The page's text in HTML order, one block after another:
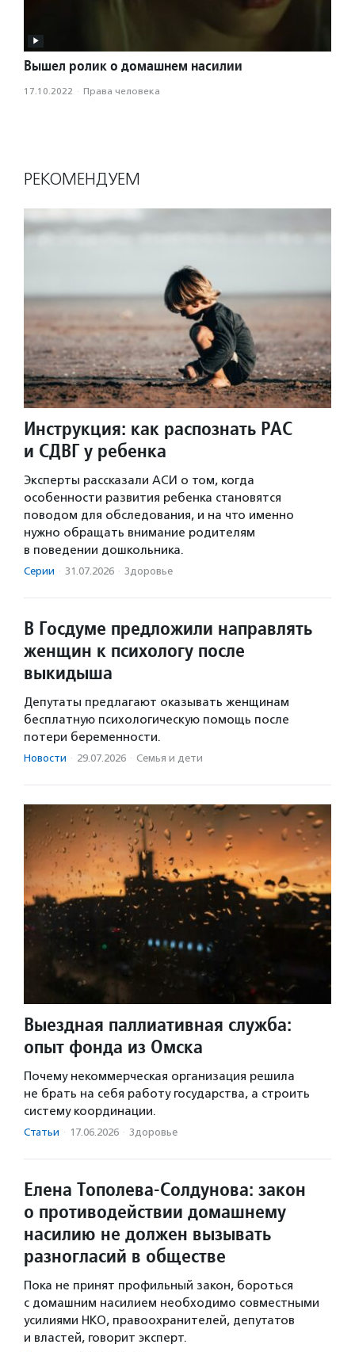
Вышел ролик о домашнем насилии
17.10.2022 · Права человека
РЕКОМЕНДУЕМ
Инструкция: как распознать РАС
и СДВГ у ребенка
Эксперты рассказали АСИ о том, когда
особенности развития ребенка становятся
поводом для обследования, и на что именно
нужно обращать внимание родителям
в поведении дошкольника.
Серии · 31.07.2026 · Здоровье
В Госдуме предложили направлять
женщин к психологу после
выкидыша
Депутаты предлагают оказывать женщинам
бесплатную психологическую помощь после
потери беременности.
Новости · 29.07.2026 · Семья и дети
Выездная паллиативная служба:
опыт фонда из Омска
Почему некоммерческая организация решила
не брать на себя работу государства, а строить
систему координации.
Статьи · 17.06.2026 · Здоровье
Елена Тополева-Солдунова: закон
о противодействии домашнему
насилию не должен вызывать
разногласий в обществе
Пока не принят профильный закон, бороться
с домашним насилием необходимо совместными
усилиями НКО, правоохранителей, депутатов
и властей, говорит эксперт.